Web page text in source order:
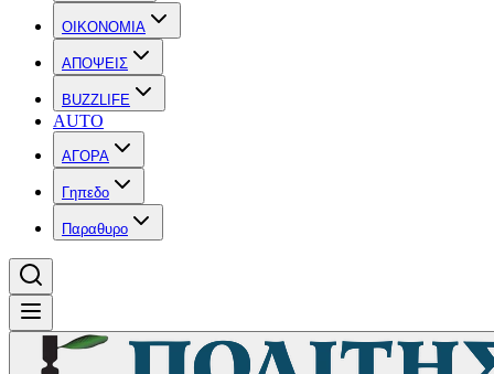
OIKONOMIA
ΑΠΟΨΕΙΣ
BUZZLIFE
AUTO
ΑΓΟΡΑ
Γηπεδο
Παραθυρο